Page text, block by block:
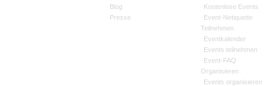
Blog
Presse
Kostenlose Events
Event-Netiquette
Teilnehmen
Eventkalender
Events teilnehmen
Event-FAQ
Organisieren
Events organisieren